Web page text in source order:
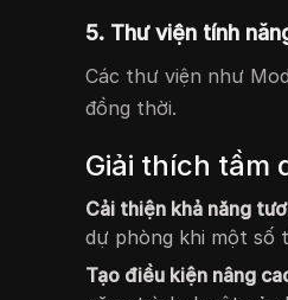
5. Thư viện tính
Các thư viện như
đồng thời.
Giải thích tầm
Cải thiện khả năng
dự phòng khi một số
Tạo điều kiện nâng